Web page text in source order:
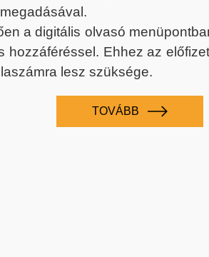
a digitális olvasó
hozzáféréssel. Ehhez az
lesz szüksége.
TOVÁBB